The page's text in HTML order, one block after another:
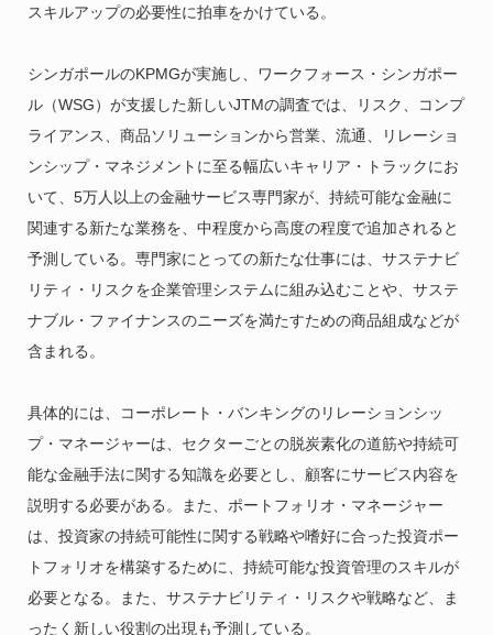
スキルアップの必要性に拍車をかけている。
シンガポールのKPMGが実施し、ワークフォース・シンガポー
ル（WSG）が支援した新しいJTMの調査では、リスク、コンプ
ライアンス、商品ソリューションから営業、流通、リレーショ
ンシップ・マネジメントに至る幅広いキャリア・トラックにお
いて、5万人以上の金融サービス専門家が、持続可能な金融に
関連する新たな業務を、中程度から高度の程度で追加されると
予測している。専門家にとっての新たな仕事には、サステナビ
リティ・リスクを企業管理システムに組み込むことや、サステ
ナブル・ファイナンスのニーズを満たすための商品組成などが
含まれる。
具体的には、コーポレート・バンキングのリレーションシッ
プ・マネージャーは、セクターごとの脱炭素化の道筋や持続可
能な金融手法に関する知識を必要とし、顧客にサービス内容を
説明する必要がある。また、ポートフォリオ・マネージャー
は、投資家の持続可能性に関する戦略や嗜好に合った投資ポー
トフォリオを構築するために、持続可能な投資管理のスキルが
必要となる。また、サステナビリティ・リスクや戦略など、ま
ったく新しい役割の出現も予測している。